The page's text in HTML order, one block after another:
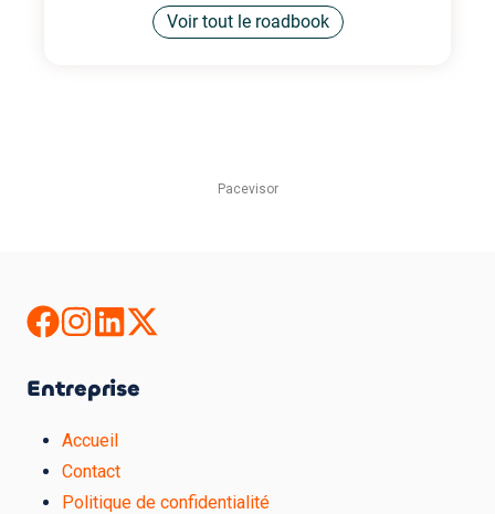
Pacevisor
Entreprise
Accueil
Contact
Politique de confidentialité